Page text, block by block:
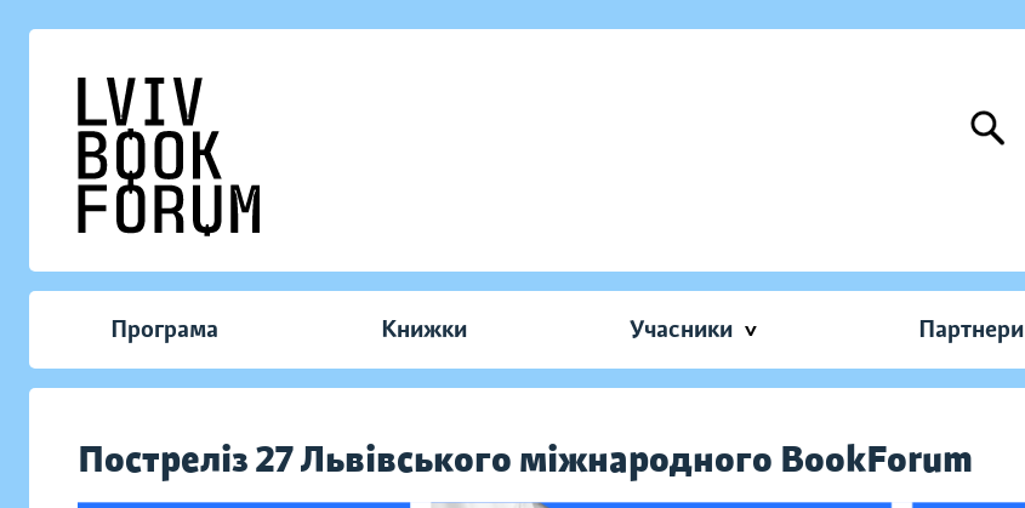
Програма Книжки Учасники Партнери
Постреліз 27 Львівського міжнародного BookForum